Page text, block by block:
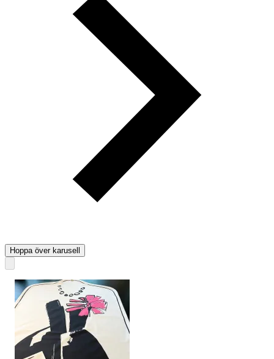
Hoppa över karusell